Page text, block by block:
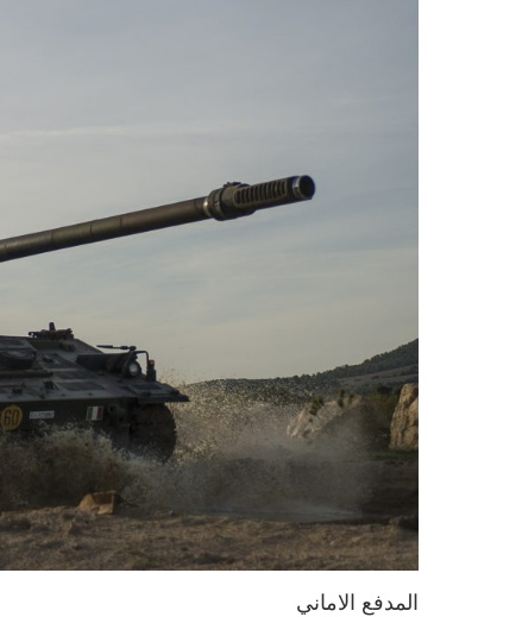
المدفع الاماني